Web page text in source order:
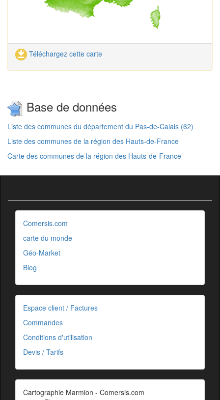
Téléchargez cette carte
Base de données
Liste des communes du département du Pas-de-Calais (62)
Liste des communes de la région des Hauts-de-France
Carte des communes de la région des Hauts-de-France
Comersis.com
carte du monde
Géo-Market
Blog
Espace client / Factures
Commandes
Conditions d'utilisation
Devis / Tarifs
Cartographie Marmion - Comersis.com